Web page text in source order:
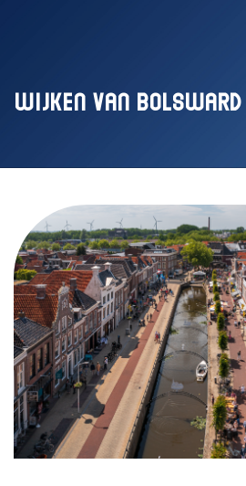
Wijken van Bolsward